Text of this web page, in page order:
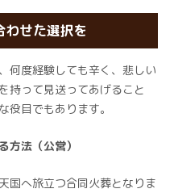
せた選択を
何度経験しても辛く、悲しい
持って見送ってあげること
役目でもあります。
方法（公営）
国へ旅立つ合同火葬となりま